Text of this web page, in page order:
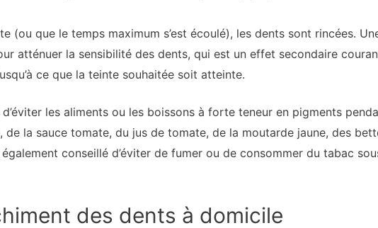
(ou que le temps maximum s’est écoulé), les dents sont rincées.
atténuer la sensibilité des dents, qui est un effet secondaire
ce que la teinte souhaitée soit atteinte.
les aliments ou les boissons à forte teneur en pigments
de la sauce tomate, du jus de tomate, de la moutarde jaune, des
conseillé d’éviter de fumer ou de consommer du tabac
des dents à domicile